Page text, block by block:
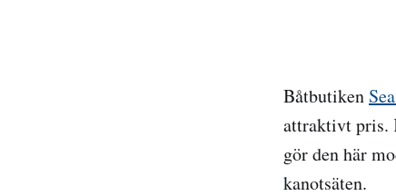
Båtbutiken
attraktivt pris.
gör den här
kanotsäten.